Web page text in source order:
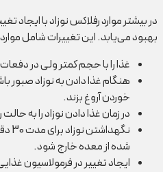
در بیشتر موارد رفلاکس نوزاد با ایجاد
بهبود می‌یابد. این تغییرات شامل
غذا را با حجم کمتر ولی در
هنگام غذا دادن به نوزاد صبور
خوردن آروغ بزند.
در زمان غذا دادن نوزاد را به
شده از معده خارج شود.
ایجاد تغییر در فرمولاسیون